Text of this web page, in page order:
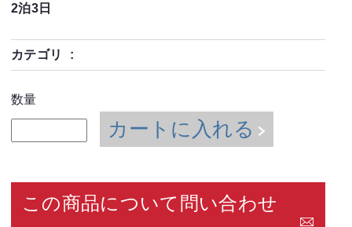
2泊3日
カテゴリ
数量
カートに入れる
この商品について問い合わせ